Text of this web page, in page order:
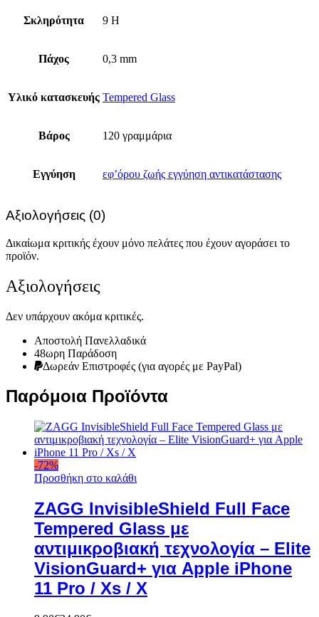
Σκληρότητα 9 H
Πάχος 0,3 mm
Υλικό κατασκευής Tempered Glass
Βάρος 120 γραμμάρια
Εγγύηση εφ’όρου ζωής εγγύηση αντικατάστασης
Αξιολογήσεις (0)
Δικαίωμα κριτικής έχουν μόνο πελάτες που έχουν αγοράσει το
προϊόν.
Αξιολογήσεις
Δεν υπάρχουν ακόμα κριτικές.
Αποστολή Πανελλαδικά
48ωρη Παράδοση
Δωρεάν Eπιστροφές (για αγορές με PayPal)
Παρόμοια Προϊόντα
-72%
Προσθήκη στο καλάθι
ZAGG InvisibleShield Full Face
Tempered Glass με
αντιμικροβιακή τεχνολογία – Elite
VisionGuard+ για Apple iPhone
11 Pro / Xs / X